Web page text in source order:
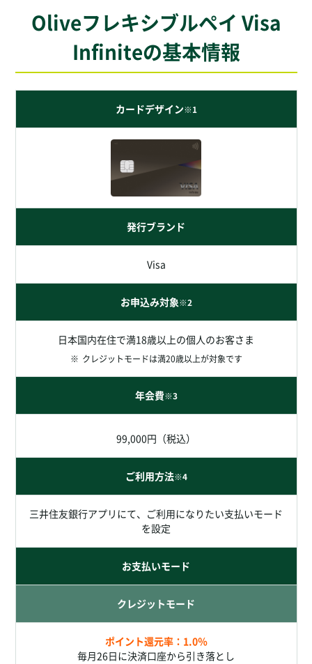
Oliveフレキシブルペイ Visa
Infiniteの基本情報
カードデザイン※1
発行ブランド
Visa
お申込み対象※2
日本国内在住で満18歳以上の個人のお客さま
※ クレジットモードは満20歳以上が対象です
年会費※3
99,000円（税込）
ご利用方法※4
三井住友銀行アプリにて、ご利用になりたい支払いモード
を設定
お支払いモード
クレジットモード
ポイント還元率：1.0％
毎月26日に決済口座から引き落とし